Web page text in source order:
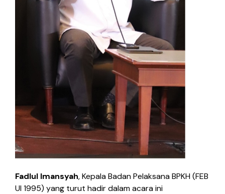
Fadlul Imansyah, Kepala Badan Pelaksana BPKH (FEB
UI 1995) yang turut hadir dalam acara ini